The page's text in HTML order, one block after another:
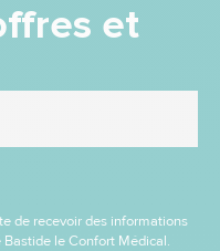
et
de recevoir des informations
le Confort Médical.